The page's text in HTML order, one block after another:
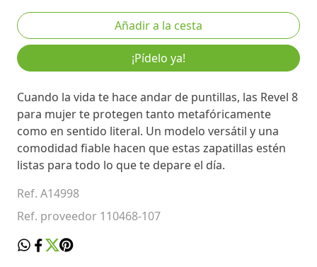
¡Pídelo ya!
Cuando la vida te hace andar de puntillas, las Revel 8
para mujer te protegen tanto metafóricamente
como en sentido literal. Un modelo versátil y una
comodidad fiable hacen que estas zapatillas estén
listas para todo lo que te depare el día.
Ref. A14998
Ref. proveedor 110468-107